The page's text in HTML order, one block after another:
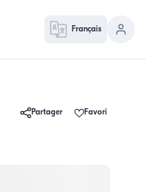
Français
Partager Favori